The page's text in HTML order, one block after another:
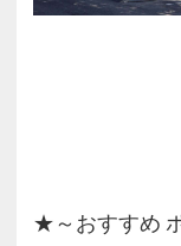
★～おすすめ